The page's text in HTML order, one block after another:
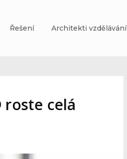
Řešení Architekti vzdělávání
roste celá